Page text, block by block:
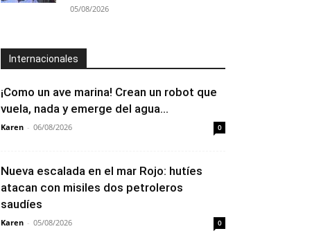
05/08/2026
Internacionales
¡Como un ave marina! Crean un robot que
vuela, nada y emerge del agua...
Karen - 06/08/2026 0
Nueva escalada en el mar Rojo: hutíes
atacan con misiles dos petroleros
saudíes
Karen - 05/08/2026 0